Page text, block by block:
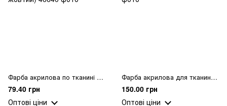
Фарба акрилова по тканині MAMBO "ART Kompozit", 50 мл (6 вохра жовтий)
79.40 грн
Оптові ціни
Фарба акрилова для тканин, Золото, 60мл, ROSA TALENT
150.00 грн
Оптові ціни